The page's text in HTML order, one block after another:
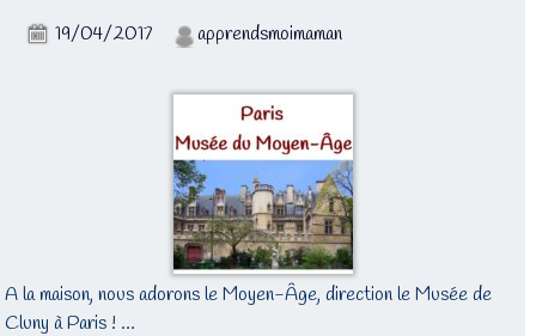
19/04/2017 apprendsmoimaman
A la maison, nous adorons le Moyen-Âge, direction le Musée de
Cluny à Paris ! …